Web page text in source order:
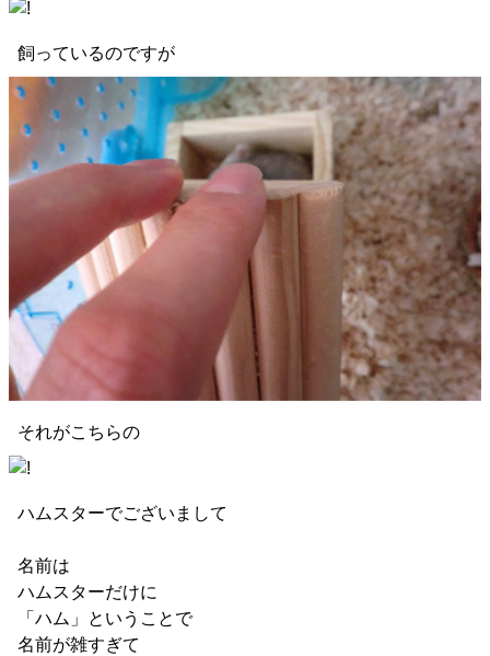
飼っているのですが
それがこちらの
ハムスターでございまして
名前は
ハムスターだけに
「ハム」ということで
名前が雑すぎて